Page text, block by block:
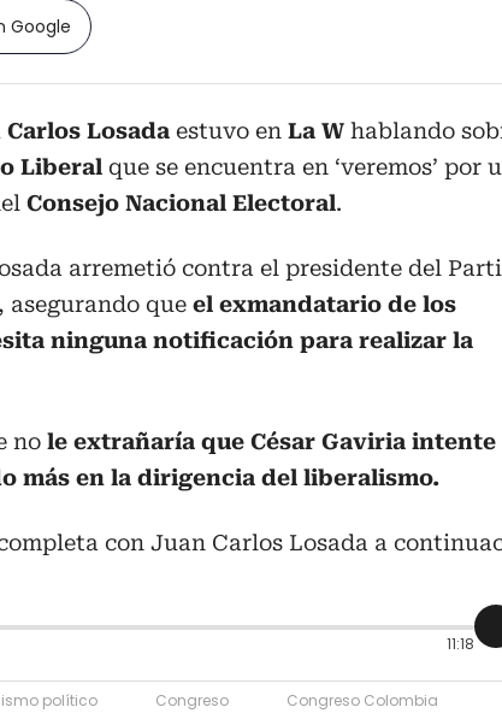
Google
Carlos Losada estuvo en La W hablando
Liberal que se encuentra en ‘veremos’ por
Consejo Nacional Electoral.
arremetió contra el presidente del
asegurando que el exmandatario de los
ninguna notificación para realizar la
no le extrañaría que César Gaviria intente
más en la dirigencia del liberalismo.
con Juan Carlos Losada a
11:18
político Congreso Congreso Colombia